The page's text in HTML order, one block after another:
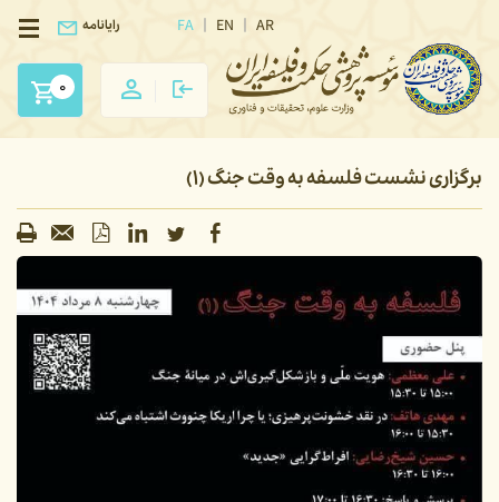
FA EN AR رایانامه
0
برگزاری نشست فلسفه به وقت جنگ (۱)